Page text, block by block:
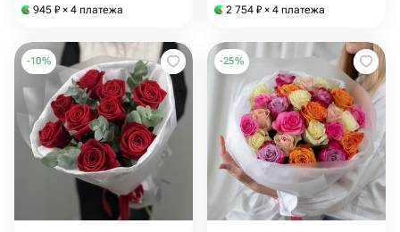
945 ₽ × 4 платежа 2 754 ₽ × 4 платежа
-10% -25%